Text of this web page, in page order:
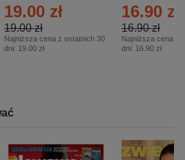
Specjalne –
Eprasa – 2/2026
19.00 zł
19.00 zł
Najniższa cena z ostatnich 30
dni: 19.00 zł
16.90 zł
16.90 zł
Najniższa cena z
dni: 16.90 zł